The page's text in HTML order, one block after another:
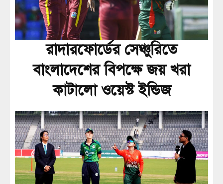
রাদারফোর্ডের সেঞ্চুরিতে
বাংলাদেশের বিপক্ষে জয় খরা
কাটালো ওয়েস্ট ইন্ডিজ